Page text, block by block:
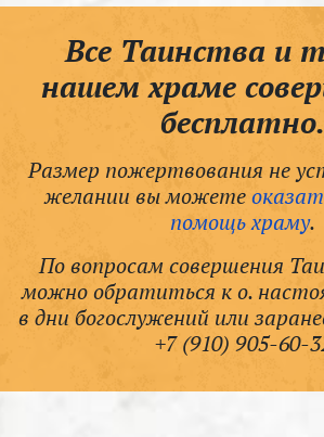
Все Таинства и
нашем храме
бесплатно.
Размер пожертвования не
желании вы можете
помощь храму.
По вопросам совершения
можно обратиться к о.
в дни богослужений или
+7 (910) 905-60-